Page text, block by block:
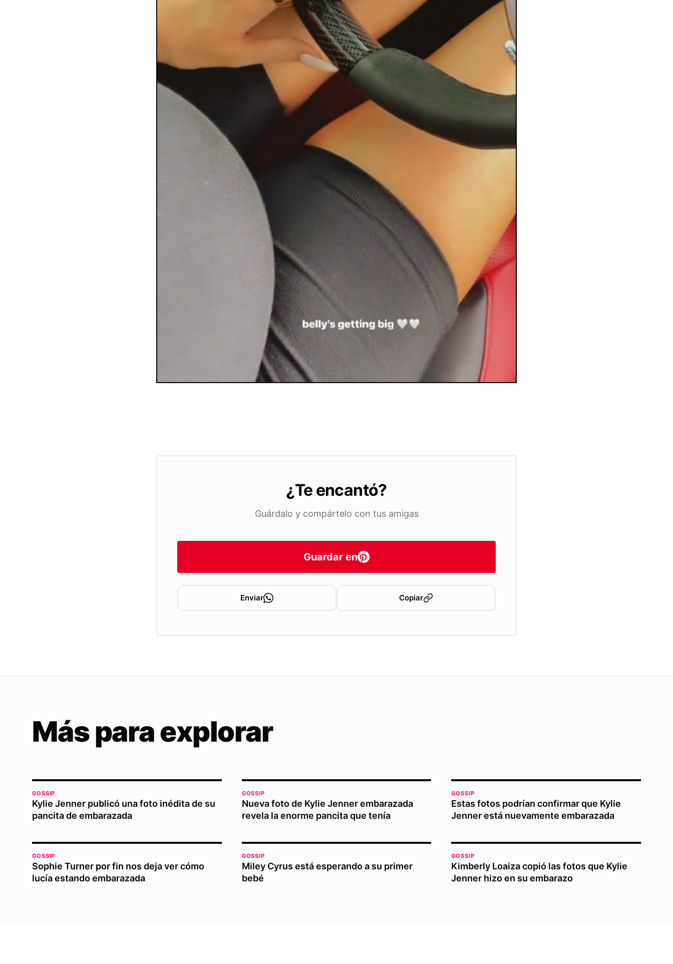
¿Te encantó?
Guárdalo y compártelo con tus amigas
Guardar en
Enviar Copiar
Más para explorar
GOSSIP
Kylie Jenner publicó una foto inédita de su
pancita de embarazada
GOSSIP
Nueva foto de Kylie Jenner embarazada
revela la enorme pancita que tenía
GOSSIP
Estas fotos podrían confirmar que Kylie
Jenner está nuevamente embarazada
GOSSIP
Sophie Turner por fin nos deja ver cómo
lucía estando embarazada
GOSSIP
Miley Cyrus está esperando a su primer
bebé
GOSSIP
Kimberly Loaiza copió las fotos que Kylie
Jenner hizo en su embarazo